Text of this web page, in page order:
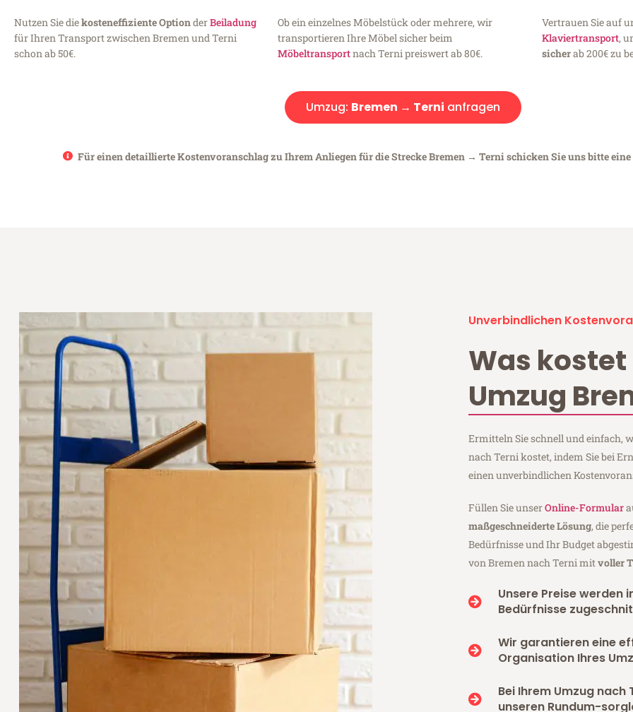
Nutzen Sie diekosteneffiziente OptionderBeiladung
für Ihren Transport zwischen Bremen und Terni
schon ab 50€.
Ob ein einzelnes Möbelstück oder mehrere, wir
transportieren Ihre Möbel sicher beim
Möbeltransportnach Terni preiswert ab 80€.
Vertrauen Sie auf
Klaviertransport,
sicherab 200€ zu
Umzug: Bremen → Terni anfragen
Für einen detaillierte Kostenvoranschlag zu Ihrem Anliegen für die Strecke Bremen → Terni schicken Sie uns bitte eine
Unverbindlichen
Was kostet
Umzug
Ermitteln Sie schnell und einfach,
nach Terni kostet, indem Sie bei
einen unverbindlichen
Füllen Sie unserOnline-Formular
maßgeschneiderte Lösung, die
Bedürfnisse und Ihr Budget
von Bremen nach Terni mitvoller
Unsere Preise werden
Bedürfnisse
Wir garantieren eine
Organisation Ihres
Bei Ihrem Umzug nach
unseren Rundum-